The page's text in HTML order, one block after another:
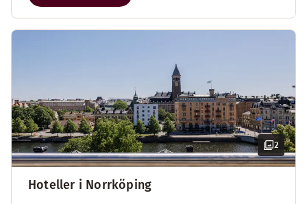
2
Hoteller i Norrköping